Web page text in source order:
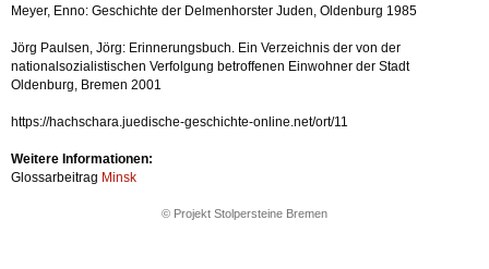
Meyer, Enno: Geschichte der Delmenhorster Juden, Oldenburg 1985
Jörg Paulsen, Jörg: Erinnerungsbuch. Ein Verzeichnis der von der
nationalsozialistischen Verfolgung betroffenen Einwohner der Stadt
Oldenburg, Bremen 2001
https://hachschara.juedische-geschichte-online.net/ort/11
Weitere Informationen:
Glossarbeitrag Minsk
© Projekt Stolpersteine Bremen